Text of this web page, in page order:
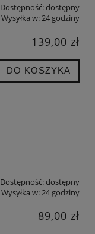
Dostępność:dostępny
Wysyłka w:24 godziny
139,00 zł
DO KOSZYKA
Dostępność:dostępny
Wysyłka w:24 godziny
89,00 zł